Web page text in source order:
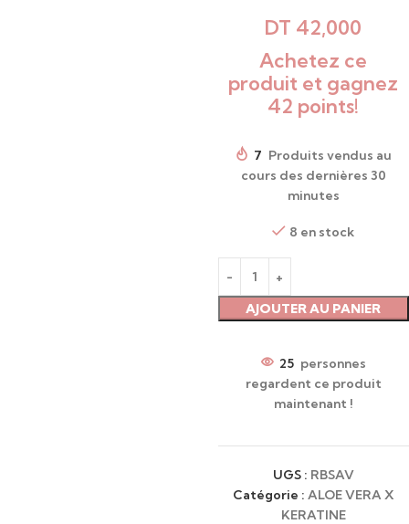
DT 42,000
Achetez ce
produit et gagnez
42 points!
7 Produits vendus au
cours des dernières 30
minutes
8 en stock
AJOUTER AU PANIER
25 personnes
regardent ce produit
maintenant !
UGS : RBSAV
Catégorie : ALOE VERA X
KERATINE